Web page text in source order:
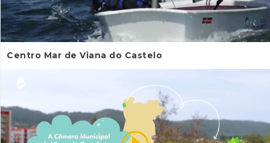
Centro Mar de Viana do Castelo